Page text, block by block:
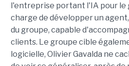
l'entreprise portant l'IA pour le
charge de développer un
du groupe, capable
clients. Le groupe cible
logicielle, Olivier Gavalda ne